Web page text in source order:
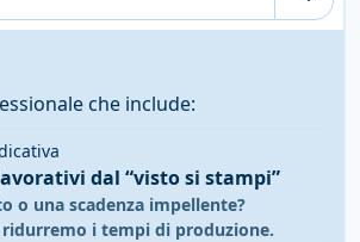
e dei prodotti nel carrello
che include:
dal “visto si stampi”
o una scadenza impellente?
i tempi di produzione.